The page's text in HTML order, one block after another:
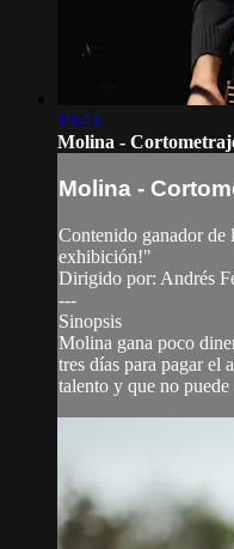
19:43
Molina -
Molina -
Contenido ganador de
exhibición!"
Dirigido por: Andrés
---
Sinopsis
Molina gana poco
tres días para pagar el
talento y que no